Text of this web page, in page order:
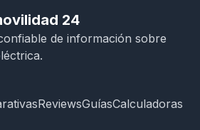
24
de información sobre
ReviewsGuíasCalculadoras